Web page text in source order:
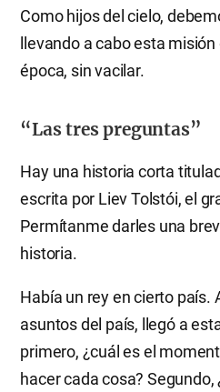
Como hijos del cielo,
llevando a cabo esta
época, sin vacilar.
“Las tres preguntas”
Hay una historia corta
escrita por Liev Tolstói, el
Permítanme darles una
historia.
Había un rey en cierto país.
asuntos del país, llegó a
primero, ¿cuál es el
hacer cada cosa?